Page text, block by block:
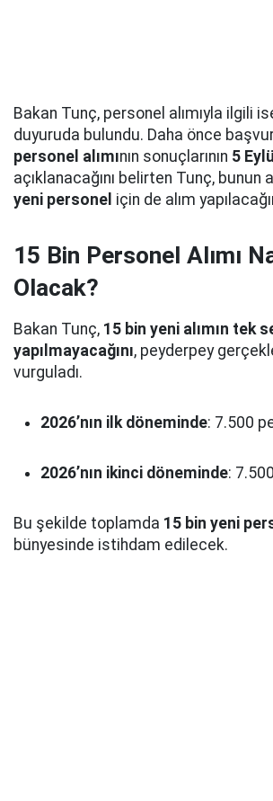
Bakan Tunç, personel alımıyla ilgili
duyuruda bulundu. Daha önce
personel alımının sonuçlarının 5
açıklanacağını belirten Tunç, bunun
yeni personel için de alım
15 Bin Personel Alımı
Olacak?
Bakan Tunç, 15 bin yeni alımın tek
yapılmayacağını, peyderpey
vurguladı.
2026’nın ilk döneminde: 7.500
2026’nın ikinci döneminde:
Bu şekilde toplamda 15 bin yeni
bünyesinde istihdam edilecek.